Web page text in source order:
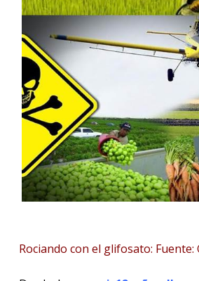
Rociando con el glifosato: Fuente: